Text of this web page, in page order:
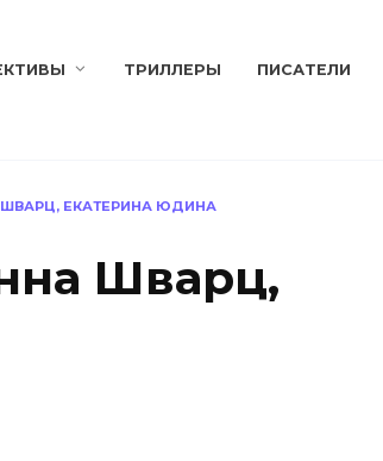
ТРИЛЛЕРЫ ПИСАТЕЛИ
ШВАРЦ, ЕКАТЕРИНА ЮДИНА
Шварц,